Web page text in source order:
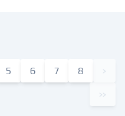
5 6 7 8
›
››